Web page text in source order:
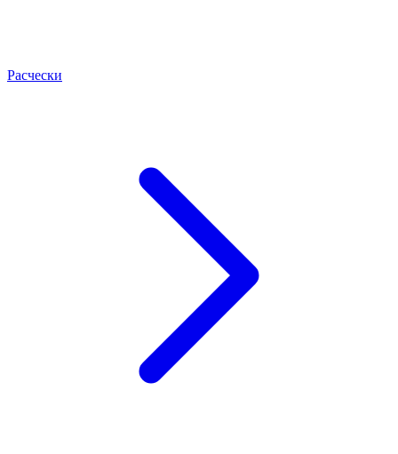
Расчески